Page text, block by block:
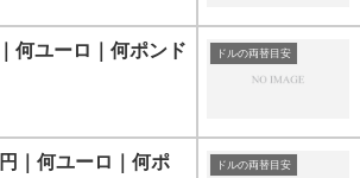
何ユーロ｜何ポンド ドルの両替目安
｜何ユーロ｜何ポ
ドルの両替目安